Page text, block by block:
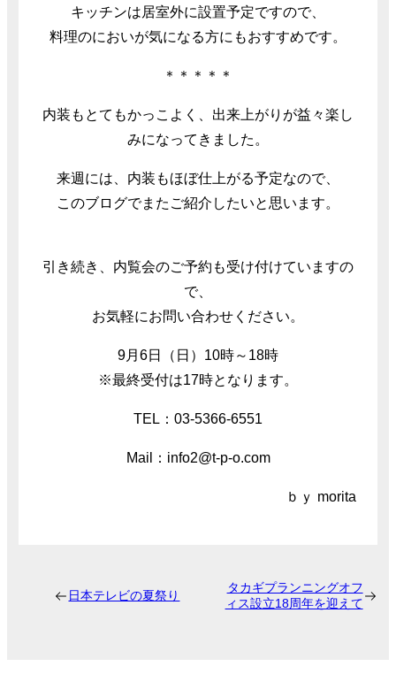
キッチンは居室外に設置予定ですので、
料理のにおいが気になる方にもおすすめです。
＊＊＊＊＊
内装もとてもかっこよく、出来上がりが益々楽し
みになってきました。
来週には、内装もほぼ仕上がる予定なので、
このブログでまたご紹介したいと思います。
引き続き、内覧会のご予約も受け付けていますの
で、
お気軽にお問い合わせください。
9月6日（日）10時～18時
※最終受付は17時となります。
TEL：03-5366-6551
Mail：info2@t-p-o.com
ｂｙ morita
日本テレビの夏祭り
タカギプランニングオフ
ィス設立18周年を迎えて